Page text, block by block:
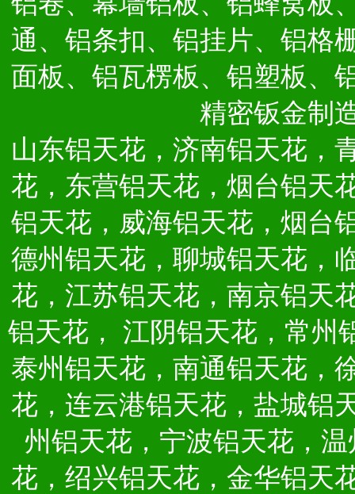
通、铝条扣、铝挂片、铝格
面板、铝瓦楞板、铝塑板、
精密钣金制
山东铝天花，济南铝天花，
花，东营铝天花，烟台铝天
铝天花，威海铝天花，烟台
德州铝天花，聊城铝天花，
花，江苏铝天花，南京铝天
铝天花，
江阴铝天花，常州
泰州铝天花，南通铝天花，
花，连云港铝天花，盐城铝
州铝天花，宁波铝天花，
花，绍兴铝天花，金华铝天